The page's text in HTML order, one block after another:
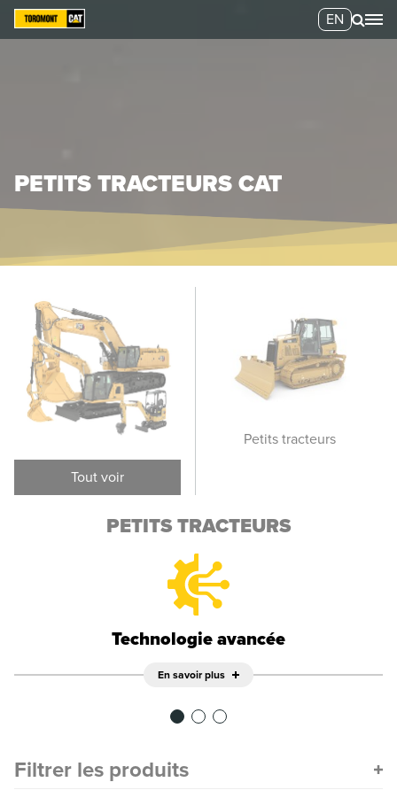
EN
PETITS TRACTEURS CAT
Tout voir
Tracteurs sur pneus
Petits tracteurs
PETITS TRACTEURS
Technologie avancée
En savoir plus
Filtrer les produits